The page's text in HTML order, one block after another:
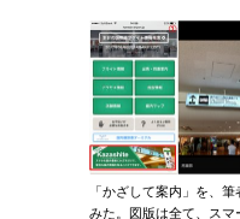
「かざして案内」を、
みた。図版は全て、スマ